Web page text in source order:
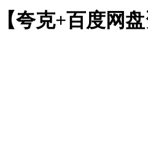
克+百度网盘